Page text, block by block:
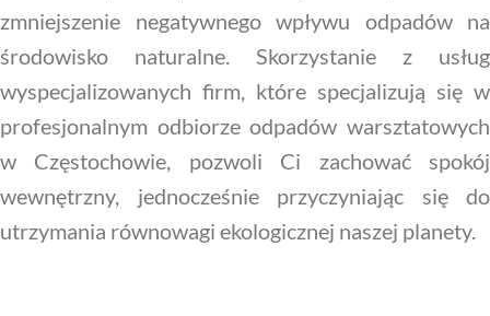
zmniejszenie negatywnego wpływu odpadów na
środowisko naturalne. Skorzystanie z usług
wyspecjalizowanych firm, które specjalizują się w
profesjonalnym odbiorze odpadów warsztatowych
w Częstochowie, pozwoli Ci zachować spokój
wewnętrzny, jednocześnie przyczyniając się do
utrzymania równowagi ekologicznej naszej planety.